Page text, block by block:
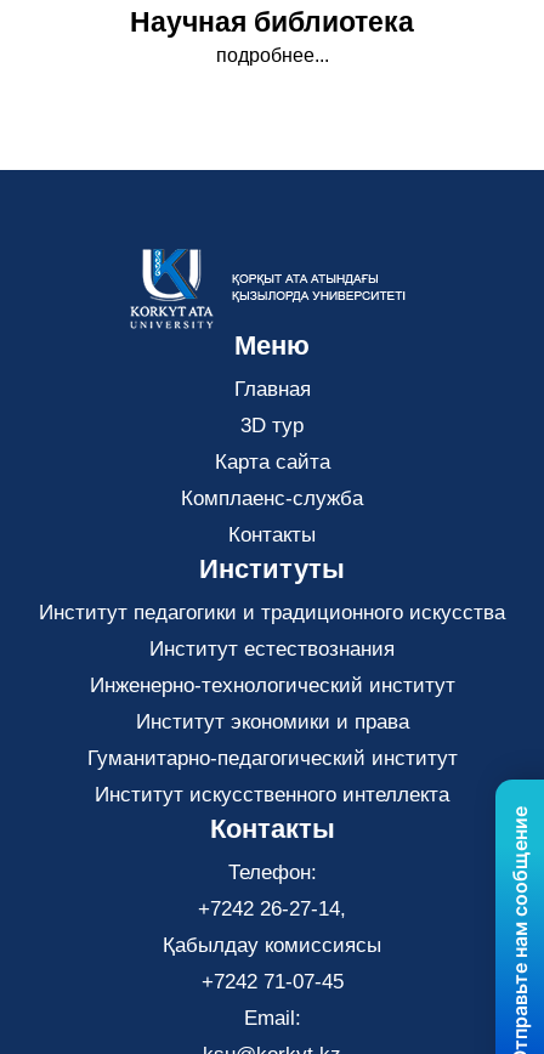
Научная библиотека
подробнее...
Меню
Главная
3D тур
Карта сайта
Комплаенс-служба
Контакты
Институты
Институт педагогики и традиционного искусства
Институт естествознания
Инженерно-технологический институт
Институт экономики и права
Гуманитарно-педагогический институт
Институт искусственного интеллекта
Контакты
Телефон:
+7242 26-27-14,
Қабылдау комиссиясы
+7242 71-07-45
Email:
Отправьте нам сообщение